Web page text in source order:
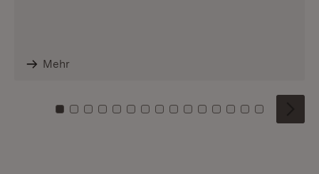
Mehr
Zu Kachel: 0
Zu Kachel: 1
Zu Kachel: 2
Zu Kachel: 3
Zu Kachel: 4
Zu Kachel: 5
Zu Kachel: 6
Zu Kachel: 7
Zu Kachel: 8
Zu Kachel: 9
Zu Kachel: 10
Zu Kachel: 11
Zu Kachel: 12
Zu Kachel:
Zu